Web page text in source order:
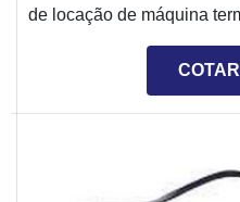
de locação de máquina
relação custo-benefício.AS
CARACTERÍSTICAS DO
termofusão são essenciais
indicados para uma série
saneamento, químico,